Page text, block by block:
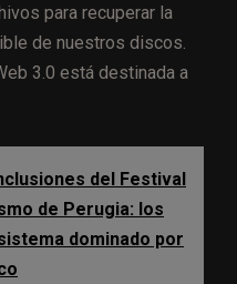
para recuperar la
de nuestros discos.
3.0 está destinada a
del Festival
de Perugia: los
dominado por